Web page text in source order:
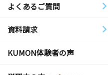
よくあるご質問
資料請求
KUMON体験者の声